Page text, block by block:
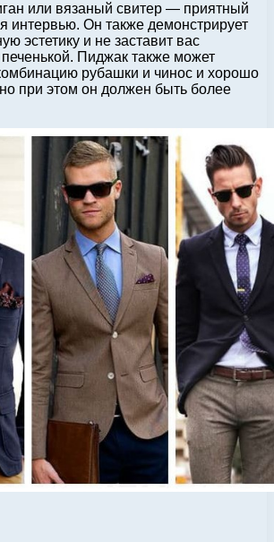
или вязаный свитер — приятный
интервью. Он также демонстрирует
эстетику и не заставит вас
Пиджак также может
рубашки и чинос и хорошо
при этом он должен быть более